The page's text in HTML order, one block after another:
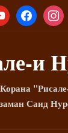
FACEBOOK
и
Саид